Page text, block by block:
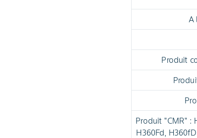
A
Produit
Produit "CMR" :
H360Fd,